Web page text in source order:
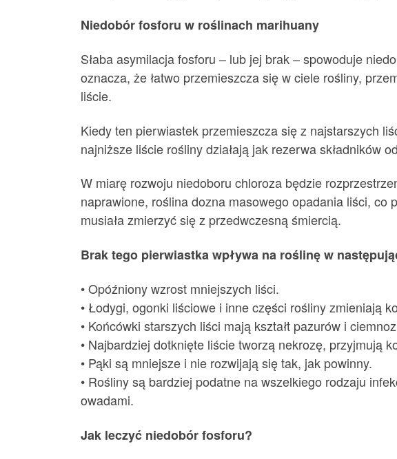
Niedobór fosforu w roślinach marihuany
Słaba asymilacja fosforu – lub jej brak – spowoduje
oznacza, że łatwo przemieszcza się w ciele rośliny,
liście.
Kiedy ten pierwiastek przemieszcza się z najstarszych
najniższe liście rośliny działają jak rezerwa składników
W miarę rozwoju niedoboru chloroza będzie
naprawione, roślina dozna masowego opadania liści, co
musiała zmierzyć się z przedwczesną śmiercią.
Brak tego pierwiastka wpływa na roślinę w
• Opóźniony wzrost mniejszych liści.
• Łodygi, ogonki liściowe i inne części rośliny zmieniają
• Końcówki starszych liści mają kształt pazurów i
• Najbardziej dotknięte liście tworzą nekrozę, przyjmują
• Pąki są mniejsze i nie rozwijają się tak, jak powinny.
• Rośliny są bardziej podatne na wszelkiego rodzaju
owadami.
Jak leczyć niedobór fosforu?